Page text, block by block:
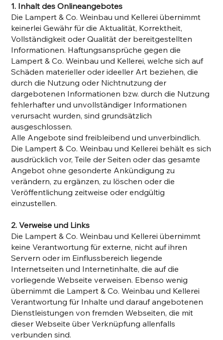
1. Inhalt des Onlineangebotes
Die Lampert & Co. Weinbau und Kellerei übernimmt
keinerlei Gewähr für die Aktualität, Korrektheit,
Vollständigkeit oder Qualität der bereitgestellten
Informationen. Haftungsansprüche gegen die
Lampert & Co. Weinbau und Kellerei, welche sich auf
Schäden materieller oder ideeller Art beziehen, die
durch die Nutzung oder Nichtnutzung der
dargebotenen Informationen bzw. durch die Nutzung
fehlerhafter und unvollständiger Informationen
verursacht wurden, sind grundsätzlich
ausgeschlossen.
Alle Angebote sind freibleibend und unverbindlich.
Die Lampert & Co. Weinbau und Kellerei behält es sich
ausdrücklich vor, Teile der Seiten oder das gesamte
Angebot ohne gesonderte Ankündigung zu
verändern, zu ergänzen, zu löschen oder die
Veröffentlichung zeitweise oder endgültig
einzustellen.
2. Verweise und Links
Die Lampert & Co. Weinbau und Kellerei übernimmt
keine Verantwortung für externe, nicht auf ihren
Servern oder im Einflussbereich liegende
Internetseiten und Internetinhalte, die auf die
vorliegende Webseite verweisen. Ebenso wenig
übernimmt die Lampert & Co. Weinbau und Kellerei
Verantwortung für Inhalte und darauf angebotenen
Dienstleistungen von fremden Webseiten, die mit
dieser Webseite über Verknüpfung allenfalls
verbunden sind.